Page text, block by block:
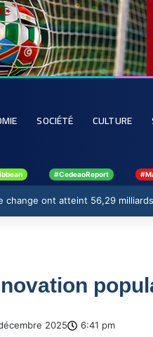
SOCIÉTÉ CULTURE
#CedeaoReport
BAD pour renforcer la filière
2025 6:41 pm